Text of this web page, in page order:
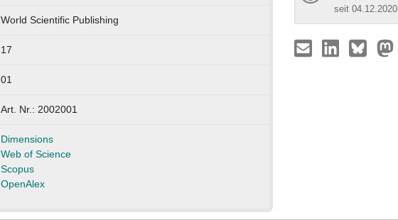
World Scientific Publishing
17
01
Art. Nr.: 2002001
Dimensions
Web of Science
Scopus
OpenAlex
seit 04.12.2020